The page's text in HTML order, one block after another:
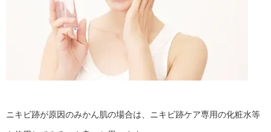
ニキビ跡が原因のみかん肌の場合は、ニキビ跡ケア専用の化粧水等